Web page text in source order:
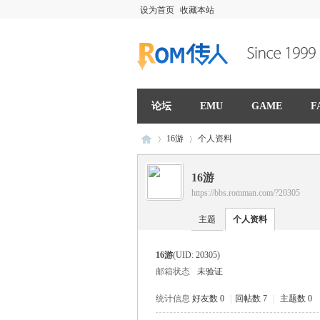
设为首页 收藏本站
论坛 EMU GAME
›
16游 个人资料
16游
https://bbs.romman.com/?20305
主题 个人资料
16游(UID: 20305)
邮箱状态
未验证
统计信息 好友数 0 回帖数 7 主题数 0